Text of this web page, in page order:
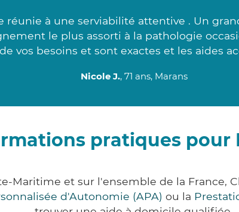
réunie à une serviabilité attentive . Un
le plus assorti à la pathologie
vos besoins et sont exactes et les aides
Nicole J., 71 ans, Marans
pratiques pour
Maritime et sur l'ensemble de la France,
d'Autonomie (APA) ou la